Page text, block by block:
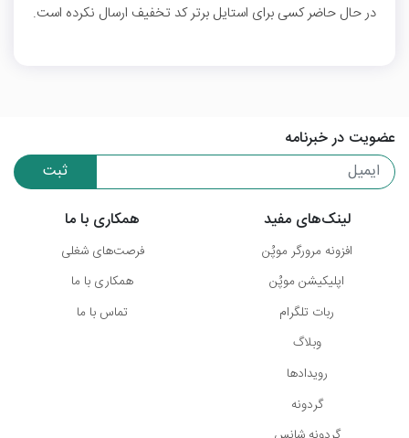
در حال حاضر کسی برای استایل برتر کد تخفیف ارسال نکرده است.
عضویت در خبرنامه
ثبت
لینک‌های مفید
افزونه مرورگر موپُن
اپلیکیشن موپُن
ربات تلگرام
وبلاگ
رویدادها
گردونه
همکاری با ما
فرصت‌های شغلی
همکاری با ما
تماس با ما